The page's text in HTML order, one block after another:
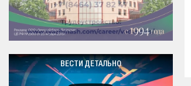
ВЕСТИ ДЕТАЛЬНО